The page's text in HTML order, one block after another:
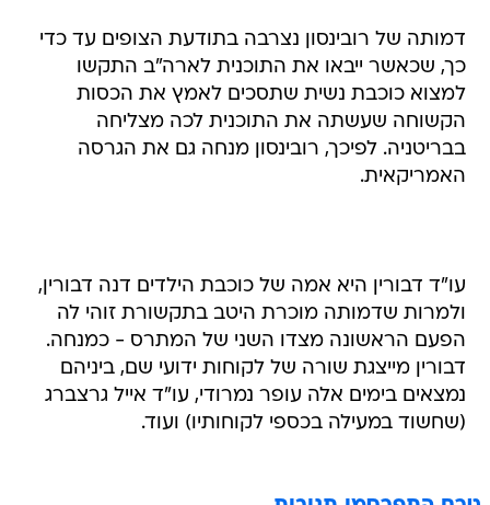
דמותה של רובינסון נצרבה בתודעת הצופים עד כדי
כך, שכאשר ייבאו את התוכנית לארה"ב התקשו
למצוא כוכבת נשית שתסכים לאמץ את הכסות
הקשוחה שעשתה את התוכנית לכה מצליחה
בבריטניה. לפיכך, רובינסון מנחה גם את הגרסה
האמריקאית.
עו"ד דבורין היא אמה של כוכבת הילדים דנה דבורין,
ולמרות שדמותה מוכרת היטב בתקשורת זוהי לה
הפעם הראשונה מצדו השני של המתרס - כמנחה.
דבורין מייצגת שורה של לקוחות ידועי שם, ביניהם
נמצאים בימים אלה עופר נמרודי, עו"ד אייל גרצברג
(שחשוד במעילה בכספי לקוחותיו) ועוד.